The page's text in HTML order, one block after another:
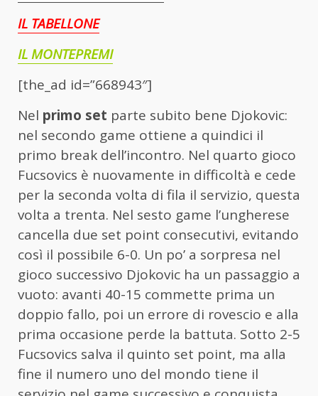
IL TABELLONE
IL MONTEPREMI
[the_ad id=”668943″]
Nel primo set parte subito bene Djokovic:
nel secondo game ottiene a quindici il
primo break dell’incontro. Nel quarto gioco
Fucsovics è nuovamente in difficoltà e cede
per la seconda volta di fila il servizio, questa
volta a trenta. Nel sesto game l’ungherese
cancella due set point consecutivi, evitando
così il possibile 6-0. Un po’ a sorpresa nel
gioco successivo Djokovic ha un passaggio a
vuoto: avanti 40-15 commette prima un
doppio fallo, poi un errore di rovescio e alla
prima occasione perde la battuta. Sotto 2-5
Fucsovics salva il quinto set point, ma alla
fine il numero uno del mondo tiene il